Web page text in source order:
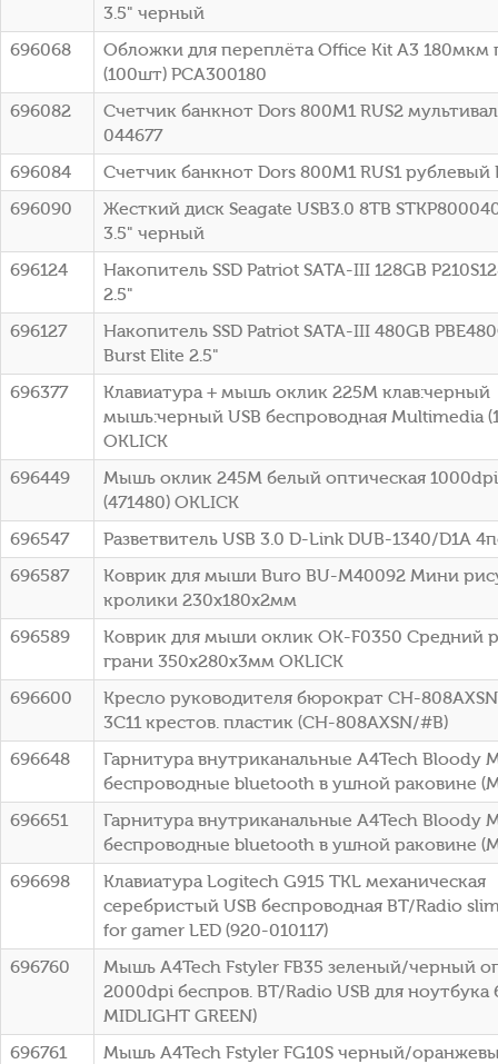
3.5" черный
696068
Обложки для переплёта Office Kit A3 180мкм
(100шт) PCA300180
696082
Счетчик банкнот Dors 800M1 RUS2
044677
696084
Счетчик банкнот Dors 800M1 RUS1 рублевый
696090
Жесткий диск Seagate USB3.0 8TB
3.5" черный
696124
Накопитель SSD Patriot SATA-III 128GB
2.5"
696127
Накопитель SSD Patriot SATA-III 480GB
Burst Elite 2.5"
696377
Клавиатура + мышь оклик 225M клав:черный
мышь:черный USB беспроводная Multimedia
OKLICK
696449
Мышь оклик 245M белый оптическая 1000dpi
(471480) OKLICK
696547
Разветвитель USB 3.0 D-Link DUB-1340/D1A
696587
Коврик для мыши Buro BU-M40092 Мини
кролики 230x180x2мм
696589
Коврик для мыши оклик OK-F0350 Средний
грани 350x280x3мм OKLICK
696600
Кресло руководителя бюрократ CH-
3C11 крестов. пластик (CH-808AXSN/#B)
696648
Гарнитура внутриканальные A4Tech Bloody
беспроводные bluetooth в ушной раковине
696651
Гарнитура внутриканальные A4Tech Bloody
беспроводные bluetooth в ушной раковине
696698
Клавиатура Logitech G915 TKL механическая
серебристый USB беспроводная BT/Radio
for gamer LED (920-010117)
696760
Мышь A4Tech Fstyler FB35 зеленый/черный
2000dpi беспров. BT/Radio USB для ноутбука
MIDLIGHT GREEN)
696761
Мышь A4Tech Fstyler FG10S черный/